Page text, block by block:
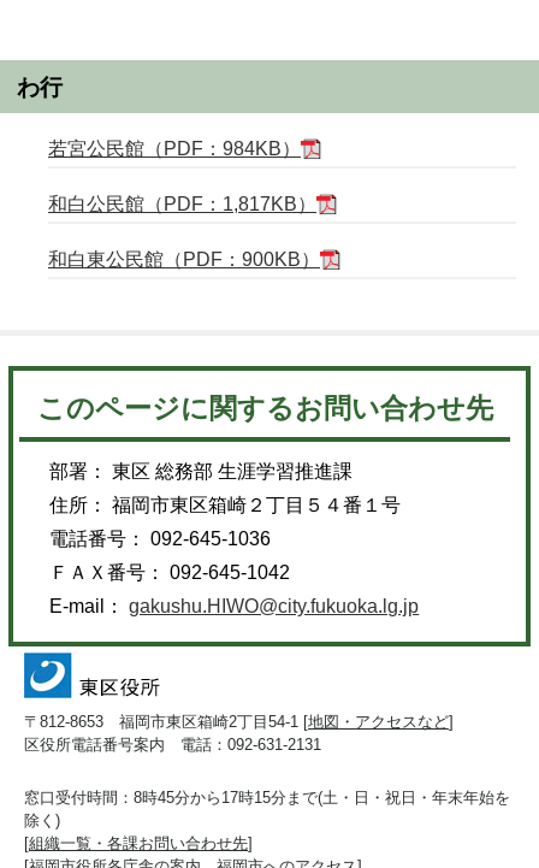
わ行
若宮公民館（PDF：984KB）
和白公民館（PDF：1,817KB）
和白東公民館（PDF：900KB）
このページに関するお問い合わせ先
部署： 東区 総務部 生涯学習推進課
住所： 福岡市東区箱崎２丁目５４番１号
電話番号： 092-645-1036
ＦＡＸ番号： 092-645-1042
E-mail：gakushu.HIWO@city.fukuoka.lg.jp
〒812-8653 福岡市東区箱崎2丁目54-1 [地図・アクセスなど]
区役所電話番号案内 電話：092-631-2131
窓口受付時間：8時45分から17時15分まで(土・日・祝日・年末年始を
除く)
[組織一覧・各課お問い合わせ先]